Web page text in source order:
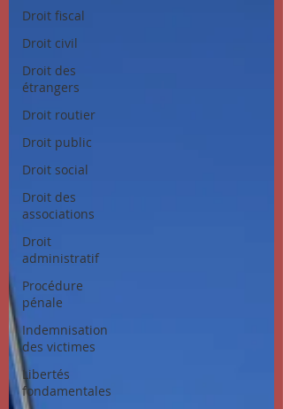
Droit fiscal
Droit civil
Droit des
étrangers
Droit routier
Droit public
Droit social
Droit des
associations
Droit
administratif
Procédure
pénale
Indemnisation
des victimes
Libertés
fondamentales